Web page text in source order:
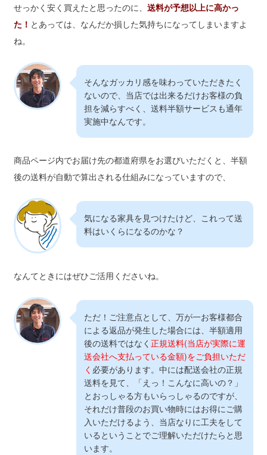
せっかく安く買えたと思ったのに、 送料が予想以上に高かっ
た！ とあっては、なんだか損した気持ちになってしまいますよ
ね。
そんなガッカリ感を味わっていただきたく
ないので、当店では出来るだけお客様の負
担を減らすべく、送料半額サービスも通年
実施中なんです。
商品ページ内でお届け先の都道府県をお選びいただくと、半額
後の送料が自動で算出される仕組みになっていますので、
気になる家具を見つけたけど、これって送
料はいくらになるのかな？
なんてときにはぜひご活用くださいね。
ただ！ご注意点として、万が一お客様都合
による返品が発生した場合には、半額適用
後の送料ではなく 正規送料(当店が実際に運
送会社へ支払っている金額)をご負担いただ
く 必要があります。中には配送会社の正規
送料を見て、「えっ！こんなに高いの？」
とおっしゃる方もいらっしゃるのですが、
それだけ普段のお買い物時にはお得にご購
入いただけるよう、当店なりに工夫をして
いるということでご理解いただけたらと思
います。